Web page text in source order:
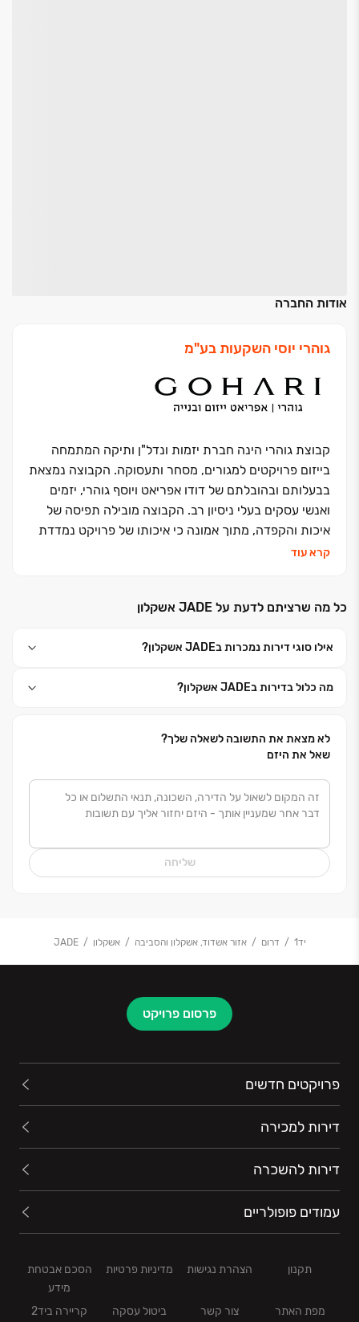
אודות החברה
גוהרי יוסי השקעות בע"מ
קבוצת גוהרי הינה חברת יזמות ונדל"ן ותיקה המתמחה
בייזום פרויקטים למגורים, מסחר ותעסוקה. הקבוצה נמצאת
בבעלותם ובהובלתם של דודו אפריאט ויוסף גוהרי, יזמים
ואנשי עסקים בעלי ניסיון רב. הקבוצה מובילה תפיסה של
איכות והקפדה, מתוך אמונה כי איכותו של פרויקט נמדדת
בכוחם של הפרטים הקטנים שהושקעו בו, וכי שילוב בין
יחידות דיור ועשרות אלפי מ"ר של שטחי מסחר תעסוקה
צמיחה יציבה ועקבית. העשייה של הקבוצה נשענת על
וקשר אישי עם כל לקוח ושותף לדרך. אנו גאים לקחת חלק
רב, מתוך מחויבות עמוקה לאיכות החיים של לקוחותינו.
קרא עוד
כל מה שרציתם לדעת על JADE אשקלון
אילו סוגי דירות נמכרות בJADE אשקלון?
מה כלול בדירות בJADE אשקלון?
לא מצאת את התשובה לשאלה שלך?
שאל את היזם
שליחה
יד1 דרום אזור אשדוד, אשקלון והסביבה אשקלון JADE
פרסום פרויקט
פרויקטים חדשים
דירות למכירה
דירות להשכרה
עמודים פופולריים
תקנון הצהרת נגישות מדיניות פרטיות
הסכם אבטחת
מידע
מפת האתר
צור קשר ביטול עסקה קריירה ביד2